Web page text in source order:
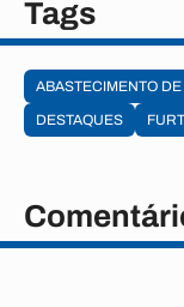
Tags
ABASTECIMENTO
DESTAQUES